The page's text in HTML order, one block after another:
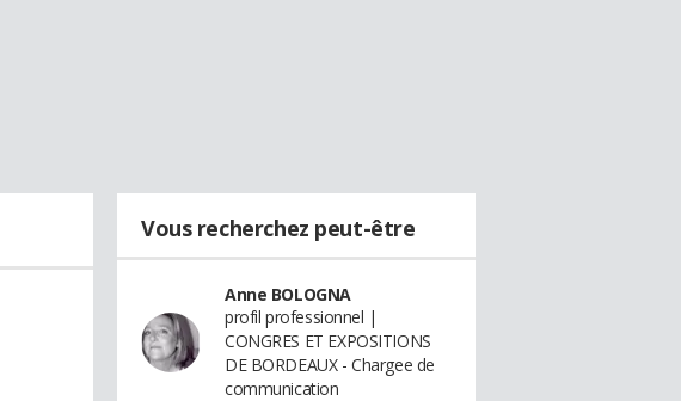
Vous recherchez peut-être
Anne BOLOGNA
profil professionnel |
CONGRES ET EXPOSITIONS
DE BORDEAUX - Chargee de
communication